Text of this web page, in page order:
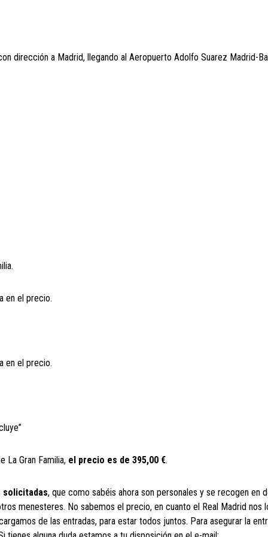
dirección a Madrid, llegando al Aeropuerto Adolfo Suarez Madrid-
en el precio.
en el precio.
La Gran Familia, el precio es de 395,00 €.
solicitadas, que como sabéis ahora son personales y se recogen en
menesteres. No sabemos el precio, en cuanto el Real Madrid nos
de las entradas, para estar todos juntos. Para asegurar la